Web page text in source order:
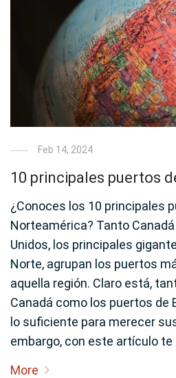
Feb 14, 2024
10 principales puertos
¿Conoces los 10 principales
Norteamérica? Tanto
Unidos, los principales
Norte, agrupan los puertos
aquella región. Claro está,
Canadá como los puertos de
lo suficiente para merecer
embargo, con este artículo
More